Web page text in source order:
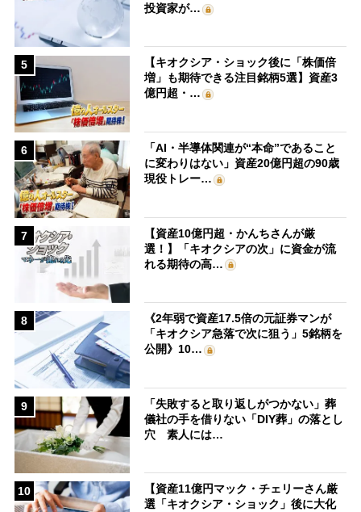
投資家が…
5
【キオクシア・ショック後に「株価倍
増」も期待できる注目銘柄5選】資産3
億円超・…
6
「AI・半導体関連が“本命”であること
に変わりはない」資産20億円超の90歳
現役トレー…
7
【資産10億円超・かんちさんが厳
選！】「キオクシアの次」に資金が流
れる期待の高…
8
《2年弱で資産17.5倍の元証券マンが
「キオクシア急落で次に狙う」5銘柄を
公開》10…
9
「失敗すると取り返しがつかない」葬
儀社の手を借りない「DIY葬」の落とし
穴 素人には…
10
【資産11億円マック・チェリーさん厳
選「キオクシア・ショック」後に大化